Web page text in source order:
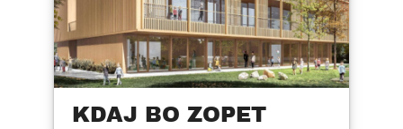
KDAJ BO ZOPET